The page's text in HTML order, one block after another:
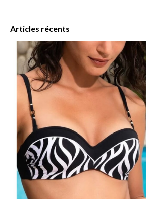
Articles récents